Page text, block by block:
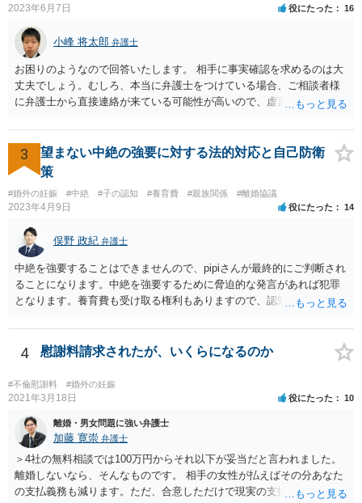
2023年6月7日 役にたった 16
小峰 将太郎 弁護士
お困りのようなので回答いたします。 相手に事実確認を求めるのは大
丈夫でしょう。むしろ、本当に弁護士をつけている場合、ご相談者様
に弁護士から直接連絡が来ている可能性が高いので、虚言の可能性も
相手にそのことを聞くことに問題はありません。 逆に本当に弁護士を
つけているような場合はこちらも、弁護士に相談した方がよいかと考
えます。 ご参考になれば幸いです。
3
望まない中絶の強要に対する法的対応と自己防衛
策
#婚外の妊娠 #中絶 #子の認知 #養育費 #親族関係 #離婚協議
2023年4月9日 役にたった 14
俣野 政紀 弁護士
中絶を強要することはできませんので、pipiさんが最終的にご判断され
ることになります。中絶を強要するために脅迫的な発言があれば犯罪
となります。養育費も受け取る権利もありますので、認知等につきお
勧めします。
4 慰謝料請求されたが、いくらになるのか
#不倫慰謝料 #婚外の妊娠
2021年3月18日 役にたった 10
離婚・男女問題に強い弁護士
加藤 寛崇 弁護士
＞4社の無料相談では100万円からそれ以下が妥当だと言われました。
離婚しないなら、そんなものです。 相手の女性が払えばその分あなた
の支払義務も減ります。ただ、合意しただけで現実の支払がないなら